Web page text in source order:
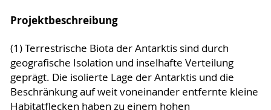
Projektbeschreibung
(1) Terrestrische Biota der Antarktis sind durch
geografische Isolation und inselhafte Verteilung
geprägt. Die isolierte Lage der Antarktis und die
Beschränkung auf weit voneinander entfernte kleine
Habitatflecken haben zu einem hohen